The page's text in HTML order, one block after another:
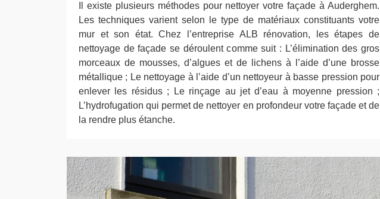
Il existe plusieurs méthodes pour nettoyer votre façade à Auderghem.
Les techniques varient selon le type de matériaux constituants votre
mur et son état. Chez l’entreprise ALB rénovation, les étapes de
nettoyage de façade se déroulent comme suit : L’élimination des gros
morceaux de mousses, d’algues et de lichens à l’aide d’une brosse
métallique ; Le nettoyage à l’aide d’un nettoyeur à basse pression pour
enlever les résidus ; Le rinçage au jet d’eau à moyenne pression ;
L’hydrofugation qui permet de nettoyer en profondeur votre façade et de
la rendre plus étanche.